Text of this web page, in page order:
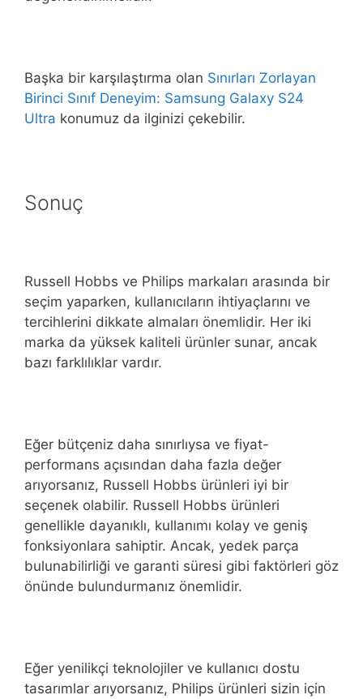
Başka bir karşılaştırma olan Sınırları Zorlayan
Birinci Sınıf Deneyim: Samsung Galaxy S24
Ultra konumuz da ilginizi çekebilir.
Sonuç
Russell Hobbs ve Philips markaları arasında bir
seçim yaparken, kullanıcıların ihtiyaçlarını ve
tercihlerini dikkate almaları önemlidir. Her iki
marka da yüksek kaliteli ürünler sunar, ancak
bazı farklılıklar vardır.
Eğer bütçeniz daha sınırlıysa ve fiyat-
performans açısından daha fazla değer
arıyorsanız, Russell Hobbs ürünleri iyi bir
seçenek olabilir. Russell Hobbs ürünleri
genellikle dayanıklı, kullanımı kolay ve geniş
fonksiyonlara sahiptir. Ancak, yedek parça
bulunabilirliği ve garanti süresi gibi faktörleri göz
önünde bulundurmanız önemlidir.
Eğer yenilikçi teknolojiler ve kullanıcı dostu
tasarımlar arıyorsanız, Philips ürünleri sizin için